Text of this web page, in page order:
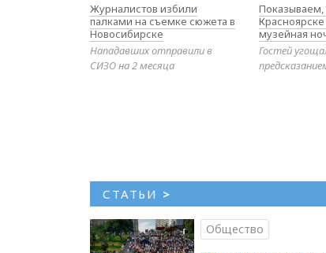
Журналистов избили
палками на съемке сюжета в
Новосибирске
Нападавших отправили в
СИЗО на 2 месяца
Показываем,
музейная
Гостей
СТАТЬИ >
Общество